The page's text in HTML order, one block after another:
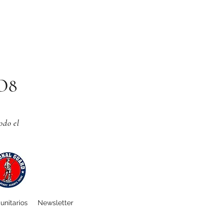
el
Newsletter